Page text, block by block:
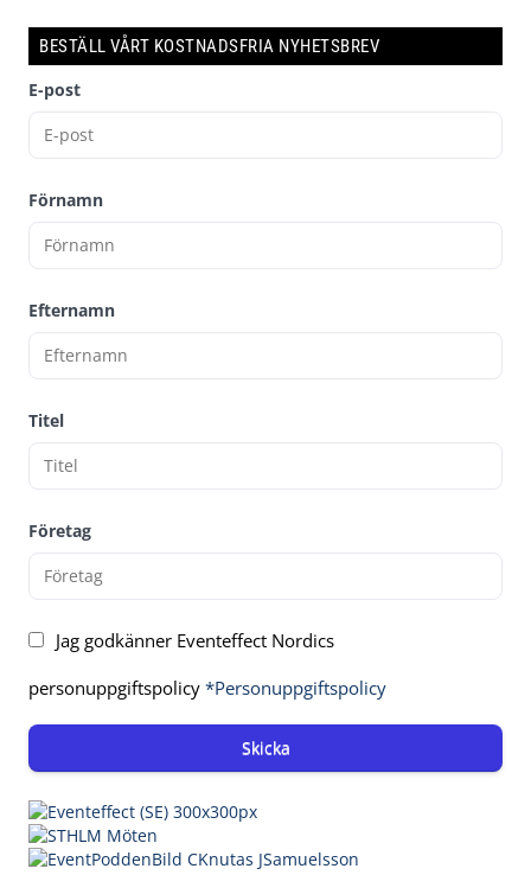
BESTÄLL VÅRT KOSTNADSFRIA NYHETSBREV
E-post
Förnamn
Efternamn
Titel
Företag
Jag godkänner Eventeffect Nordics
personuppgiftspolicy *Personuppgiftspolicy
Skicka